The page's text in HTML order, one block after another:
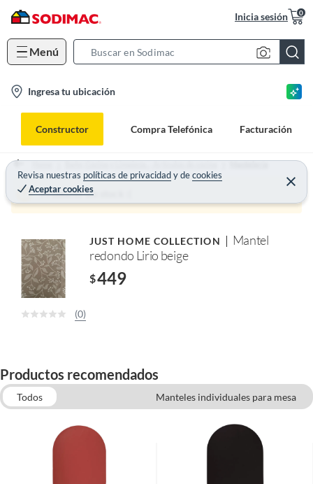
Inicia sesión 0
Menú
c
B
a
n
Ingresa tu ubicación
Constructor Compra Telefónica Facturación
Revisa nuestras políticas de privacidadydecookies
Aceptar cookies
Home Baño, Cocina y Limpieza. - Artículos de cocina Mantelería
Producto sin stock :(
JUST HOME COLLECTION
Mantel
redondo Lirio beige
$449
(0)
Productos recomendados
Todos
Manteles individuales para mesa
Utensilios de cocina
Caminos de Mesa